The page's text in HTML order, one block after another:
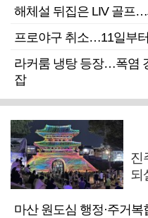
해체설 뒤집은 LIV 골프…
프로야구 취소…11일부
라커룸 냉탕 등장…폭염
잡
진
되
마산 원도심 행정·주거